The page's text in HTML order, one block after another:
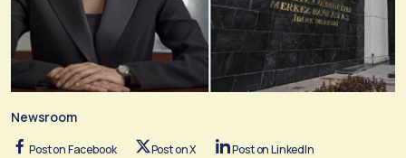
Newsroom
Post on Facebook Post on X Post on LinkedIn